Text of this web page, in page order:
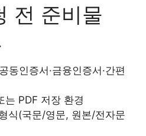
전 준비물
동인증서·금융인증서·간편
는 PDF 저장 환경
식(국문/영문, 원본/전자문